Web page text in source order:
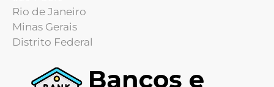
Rio de Janeiro
Minas Gerais
Distrito Federal